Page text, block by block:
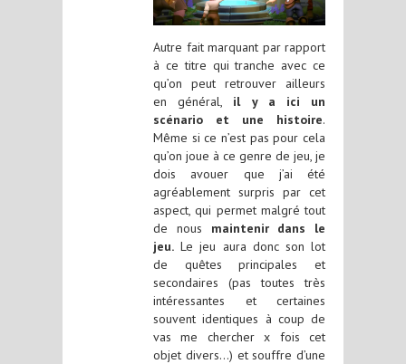
Autre fait marquant par rapport
à ce titre qui tranche avec ce
qu’on peut retrouver ailleurs
en général, il y a ici un
scénario et une histoire.
Même si ce n’est pas pour cela
qu’on joue à ce genre de jeu, je
dois avouer que j’ai été
agréablement surpris par cet
aspect, qui permet malgré tout
de nous maintenir dans le
jeu. Le jeu aura donc son lot
de quêtes principales et
secondaires (pas toutes très
intéressantes et certaines
souvent identiques à coup de
vas me chercher x fois cet
objet divers…) et souffre d’une